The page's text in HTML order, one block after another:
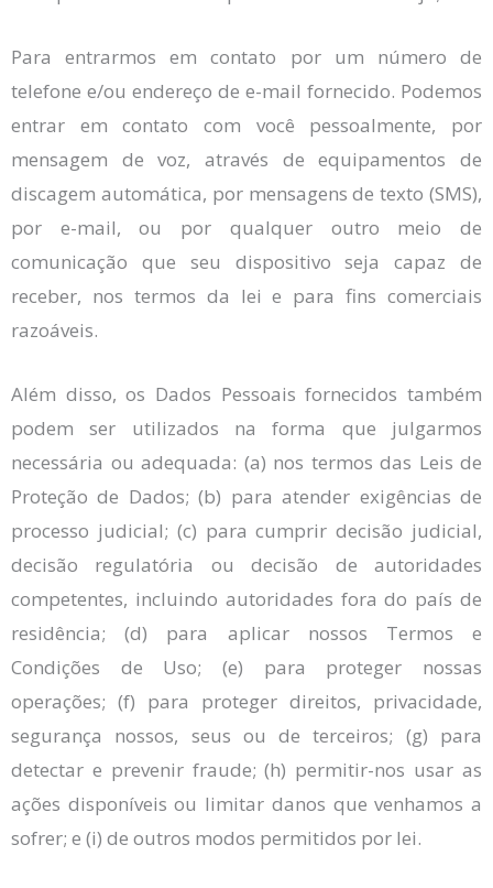
Para entrarmos em contato por um número de
telefone e/ou endereço de e-mail fornecido. Podemos
entrar em contato com você pessoalmente, por
mensagem de voz, através de equipamentos de
discagem automática, por mensagens de texto (SMS),
por e-mail, ou por qualquer outro meio de
comunicação que seu dispositivo seja capaz de
receber, nos termos da lei e para fins comerciais
razoáveis.
Além disso, os Dados Pessoais fornecidos também
podem ser utilizados na forma que julgarmos
necessária ou adequada: (a) nos termos das Leis de
Proteção de Dados; (b) para atender exigências de
processo judicial; (c) para cumprir decisão judicial,
decisão regulatória ou decisão de autoridades
competentes, incluindo autoridades fora do país de
residência; (d) para aplicar nossos Termos e
Condições de Uso; (e) para proteger nossas
operações; (f) para proteger direitos, privacidade,
segurança nossos, seus ou de terceiros; (g) para
detectar e prevenir fraude; (h) permitir-nos usar as
ações disponíveis ou limitar danos que venhamos a
sofrer; e (i) de outros modos permitidos por lei.